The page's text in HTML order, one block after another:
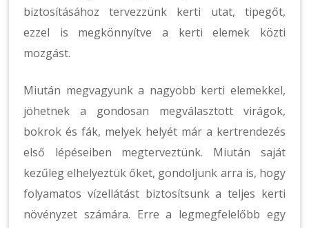
biztosításához tervezzünk kerti utat, tipegőt,
ezzel is megkönnyítve a kerti elemek közti
mozgást.
Miután megvagyunk a nagyobb kerti elemekkel,
jöhetnek a gondosan megválasztott virágok,
bokrok és fák, melyek helyét már a kertrendezés
első lépéseiben megterveztünk. Miután saját
kezűleg elhelyeztük őket, gondoljunk arra is, hogy
folyamatos vízellátást biztosítsunk a teljes kerti
növényzet számára. Erre a legmegfelelőbb egy